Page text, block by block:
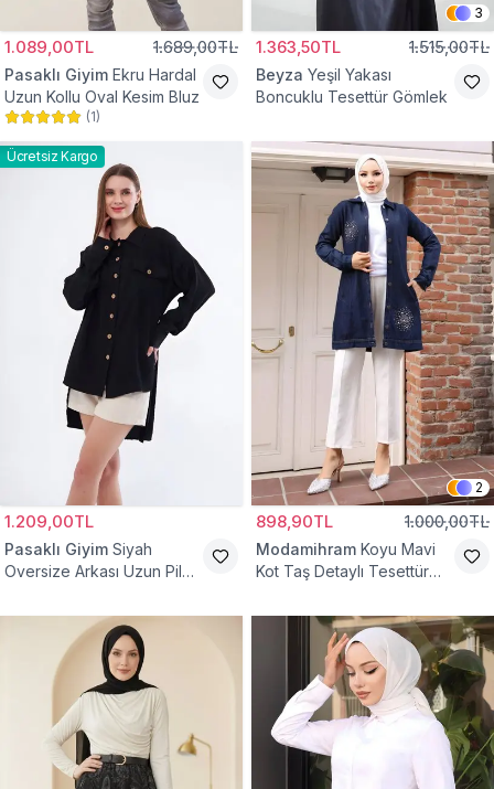
1.089,00TL 1.689,00TL
Pasaklı Giyim Ekru Hardal
Uzun Kollu Oval Kesim Bluz
(1)
3
1.363,50TL 1.515,00TL
Beyza Yeşil Yakası
Boncuklu Tesettür Gömlek
Ücretsiz Kargo
1.209,00TL
Pasaklı Giyim Siyah
Oversize Arkası Uzun Pileli
2
898,90TL 1.000,00TL
Modamihram Koyu Mavi
Kot Taş Detaylı Tesettür